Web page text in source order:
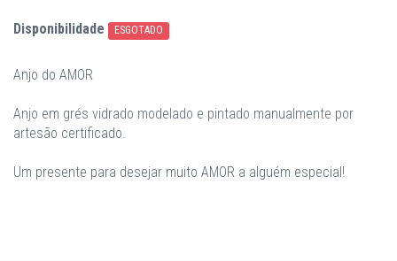
Disponibilidade ESGOTADO
Anjo do AMOR
Anjo em grés vidrado modelado e pintado manualmente por
artesão certificado.
Um presente para desejar muito AMOR a alguém especial!